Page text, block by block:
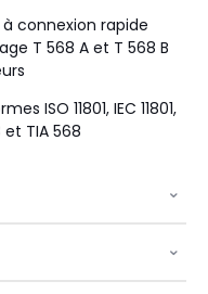
connexion rapide
T 568 A et T 568 B
ISO 11801, IEC 11801,
et TIA 568